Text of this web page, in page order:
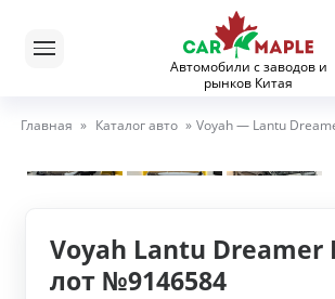
Автомобили с заводов и
рынков Китая
Главная » Каталог авто » Voyah — Lantu
Voyah Lantu Dreamer
лот №9146584